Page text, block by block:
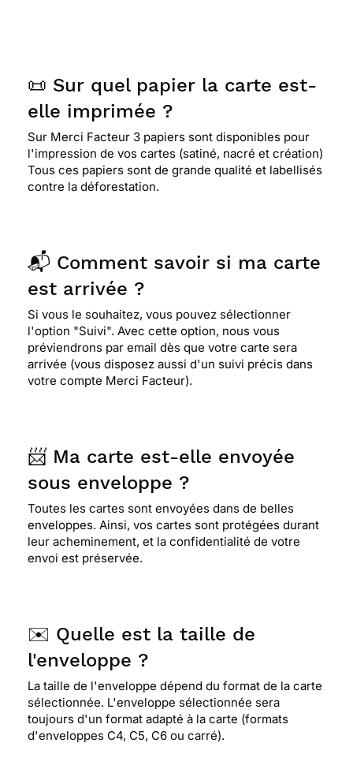
📜 Sur quel papier la carte est-
elle imprimée ?
Sur Merci Facteur 3 papiers sont disponibles pour
l'impression de vos cartes (satiné, nacré et création)
Tous ces papiers sont de grande qualité et labellisés
contre la déforestation.
📬 Comment savoir si ma carte
est arrivée ?
Si vous le souhaitez, vous pouvez sélectionner
l'option "Suivi". Avec cette option, nous vous
préviendrons par email dès que votre carte sera
arrivée (vous disposez aussi d'un suivi précis dans
votre compte Merci Facteur).
📨 Ma carte est-elle envoyée
sous enveloppe ?
Toutes les cartes sont envoyées dans de belles
enveloppes. Ainsi, vos cartes sont protégées durant
leur acheminement, et la confidentialité de votre
envoi est préservée.
✉️ Quelle est la taille de
l'enveloppe ?
La taille de l'enveloppe dépend du format de la carte
sélectionnée. L'enveloppe sélectionnée sera
toujours d'un format adapté à la carte (formats
d'enveloppes C4, C5, C6 ou carré).